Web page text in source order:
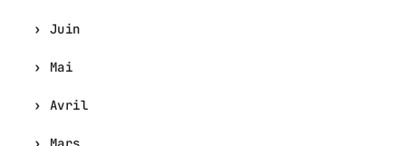
Juin
Mai
Avril